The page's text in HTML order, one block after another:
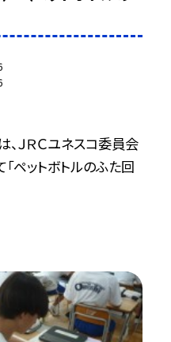
ＪＲＣユネスコ委員会
ペットボトルのふた回